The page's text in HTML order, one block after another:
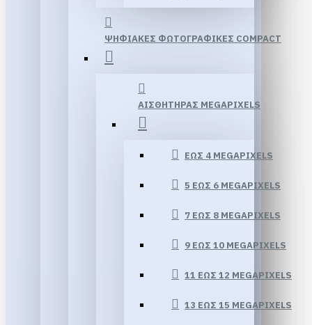
ΨΗΦΙΑΚΕΣ ΦΩΤΟΓΡΑΦΙΚΕΣ COMPACT
ΑΙΣΘΗΤΗΡΑΣ MEGAPIXELS
ΕΏΣ 4 MEGAPIXELS
5 ΈΩΣ 6 MEGAPIXELS
7 ΈΩΣ 8 MEGAPIXELS
9 ΈΩΣ 10 MEGAPIXELS
11 ΈΩΣ 12 MEGAPIXELS
13 ΕΏΣ 15 MEGAPIXELS